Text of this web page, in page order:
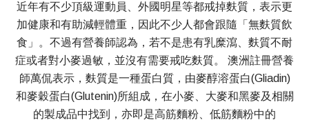
近年有不少頂級運動員、外國明星等都戒掉麩質，表示更
加健康和有助減輕體重，因此不少人都會跟隨「無麩質飲
食」。不過有營養師認為，若不是患有乳糜瀉、麩質不耐
症或者對小麥過敏，並沒有需要戒吃麩質。 澳洲註冊營養
師萬侃表示，麩質是一種蛋白質，由麥醇溶蛋白(Gliadin)
和麥穀蛋白(Glutenin)所組成，在小麥、大麥和黑麥及相關
的製成品中找到，亦即是高筋麵粉、低筋麵粉中的